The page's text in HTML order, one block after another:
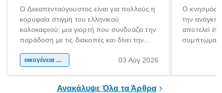
Ο Δεκαπενταύγουστος είναι για πολλούς η
κορυφαία στιγμή του ελληνικού
καλοκαιριού: μια γιορτή που συνδυάζει την
παράδοση με τις διακοπές και δίνει την
χώρας. Είτε πρόκειται για λίγες μέρες
οικογένεια & παιδί 03 Αύγ 2026
Ο κνησμός
την ανάγκη
αποτελεί
Ανακάλυψε Όλα τα Άρθρα